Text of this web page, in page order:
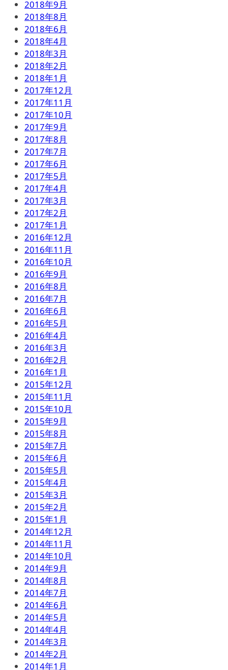
2018年9月
2018年8月
2018年6月
2018年4月
2018年3月
2018年2月
2018年1月
2017年12月
2017年11月
2017年10月
2017年9月
2017年8月
2017年7月
2017年6月
2017年5月
2017年4月
2017年3月
2017年2月
2017年1月
2016年12月
2016年11月
2016年10月
2016年9月
2016年8月
2016年7月
2016年6月
2016年5月
2016年4月
2016年3月
2016年2月
2016年1月
2015年12月
2015年11月
2015年10月
2015年9月
2015年8月
2015年7月
2015年6月
2015年5月
2015年4月
2015年3月
2015年2月
2015年1月
2014年12月
2014年11月
2014年10月
2014年9月
2014年8月
2014年7月
2014年6月
2014年5月
2014年4月
2014年3月
2014年2月
2014年1月